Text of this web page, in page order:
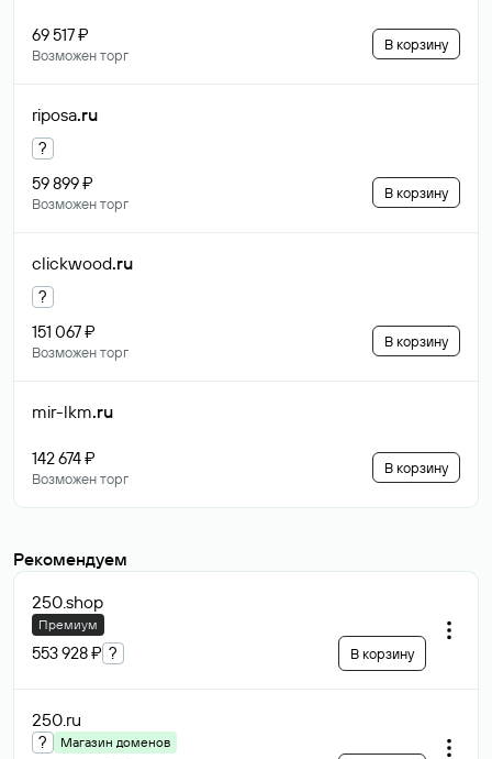
69 517 ₽
Возможен торг
В корзину
riposa.ru
?
59 899 ₽
Возможен торг
В корзину
clickwood.ru
?
151 067 ₽
Возможен торг
В корзину
mir-lkm.ru
142 674 ₽
Возможен торг
В корзину
Рекомендуем
250.shop
Премиум
553 928 ₽ ? В корзину
250.ru
? Магазин доменов